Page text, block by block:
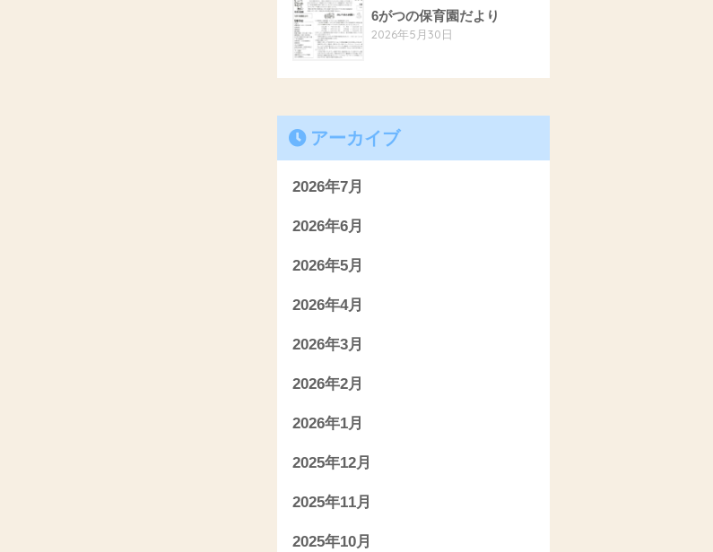
6がつの保育園だより
2026年5月30日
アーカイブ
2026年7月
2026年6月
2026年5月
2026年4月
2026年3月
2026年2月
2026年1月
2025年12月
2025年11月
2025年10月